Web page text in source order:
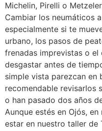
Michelin, Pirelli o
Cambiar los neumáticos
especialmente si te
urbano, los pasos de
frenadas imprevistas o
desgastar antes de
simple vista parezcan en
recomendable revisarlos
o han pasado dos años
Aunque estés en Ojós,
estar en nuestro taller de